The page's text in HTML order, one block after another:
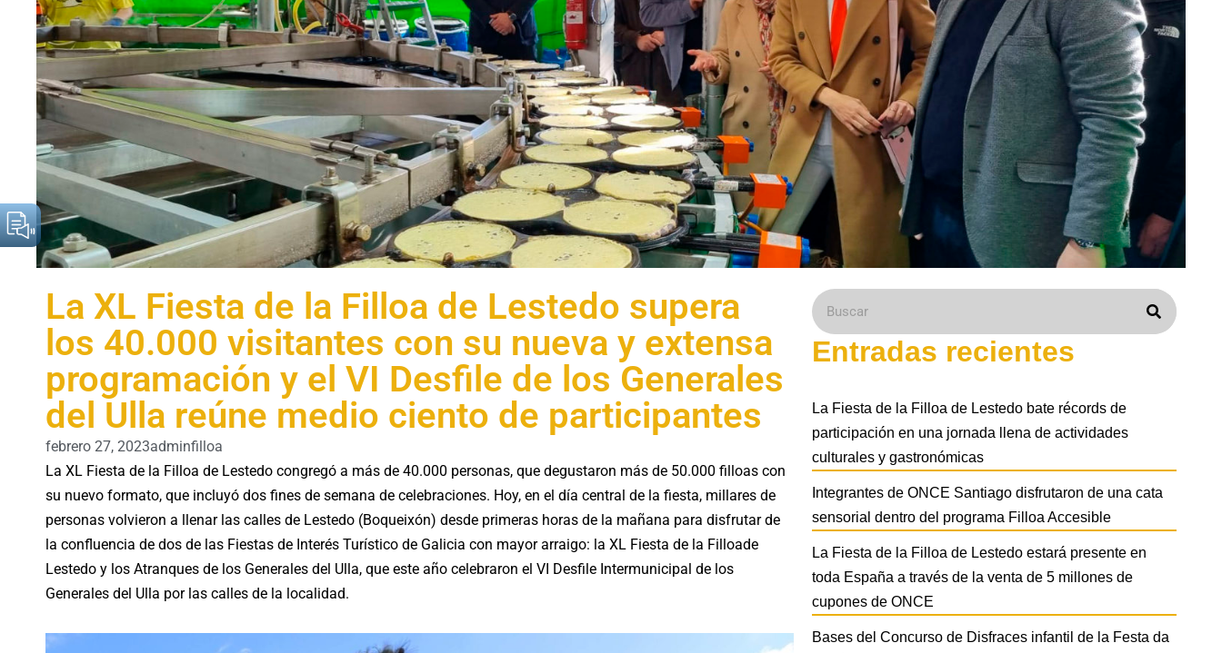
La XL Fiesta de la Filloa de Lestedo supera
los 40.000 visitantes con su nueva y extensa
programación y el VI Desfile de los Generales
del Ulla reúne medio ciento de participantes
febrero 27, 2023adminfilloa
La XL Fiesta de la Filloa de Lestedo congregó a más de 40.000 personas, que degustaron más de 50.000 filloas con
su nuevo formato, que incluyó dos fines de semana de celebraciones. Hoy, en el día central de la fiesta, millares de
personas volvieron a llenar las calles de Lestedo (Boqueixón) desde primeras horas de la mañana para disfrutar de
la confluencia de dos de las Fiestas de Interés Turístico de Galicia con mayor arraigo: la XL Fiesta de la Filloade
Lestedo y los Atranques de los Generales del Ulla, que este año celebraron el VI Desfile Intermunicipal de los
Generales del Ulla por las calles de la localidad.
Entradas recientes
La Fiesta de la Filloa de Lestedo bate récords de
participación en una jornada llena de actividades
culturales y gastronómicas
Integrantes de ONCE Santiago disfrutaron de una cata
sensorial dentro del programa Filloa Accesible
La Fiesta de la Filloa de Lestedo estará presente en
toda España a través de la venta de 5 millones de
cupones de ONCE
Bases del Concurso de Disfraces infantil de la Festa da